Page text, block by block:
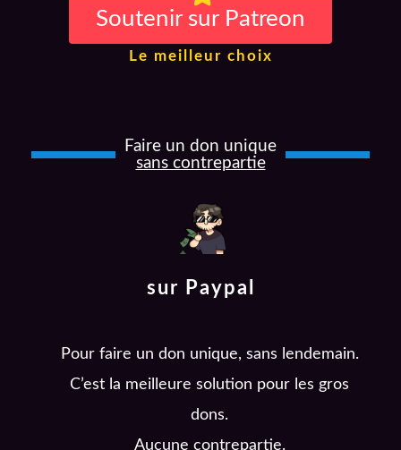
Soutenir sur Patreon
Le meilleur choix
Faire un don unique
sans contrepartie
sur Paypal
Pour faire un don unique, sans lendemain.
C’est la meilleure solution pour les gros
dons.
Aucune contrepartie.